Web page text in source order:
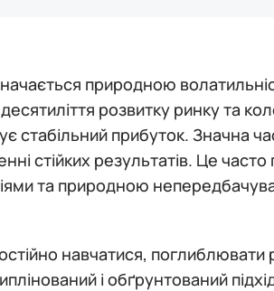
природною
розвитку ринку та
стабільний прибуток. Значна
стійких результатів. Це часто
та природною
навчатися, поглиблювати
і обґрунтований